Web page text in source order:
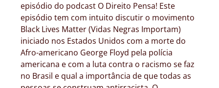
episódio do podcast O Direito Pensa! Este
episódio tem com intuito discutir o movimento
Black Lives Matter (Vidas Negras Importam)
iniciado nos Estados Unidos com a morte do
Afro-americano George Floyd pela polícia
americana e com a luta contra o racismo se faz
no Brasil e qual a importância de que todas as